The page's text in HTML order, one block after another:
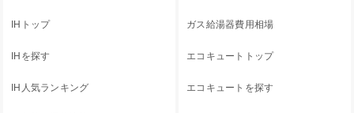
IHトップ
IHを探す
IH人気ランキング
ガス給湯器費用相場
エコキュートトップ
エコキュートを探す